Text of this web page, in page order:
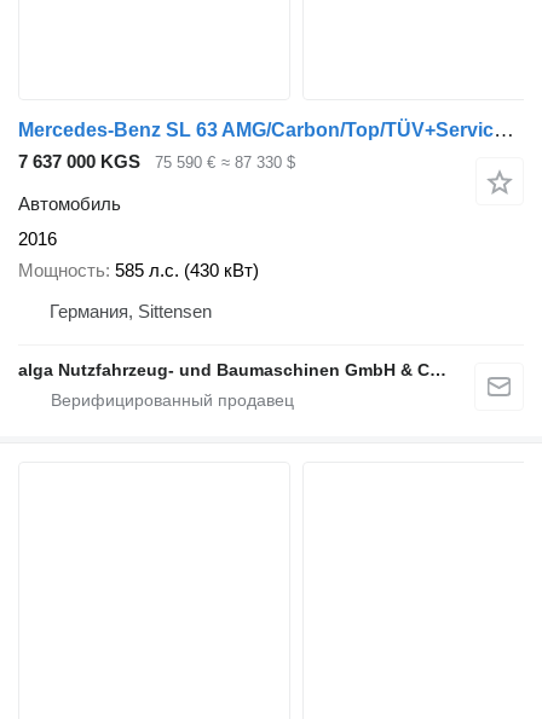
Mercedes-Benz SL 63 AMG/Carbon/Top/TÜV+Service neu!!!
7 637 000 KGS 75 590 € ≈ 87 330 $
Автомобиль
2016
Мощность 585 л.с. (430 кВт)
Германия, Sittensen
alga Nutzfahrzeug- und Baumaschinen GmbH & Co. KG